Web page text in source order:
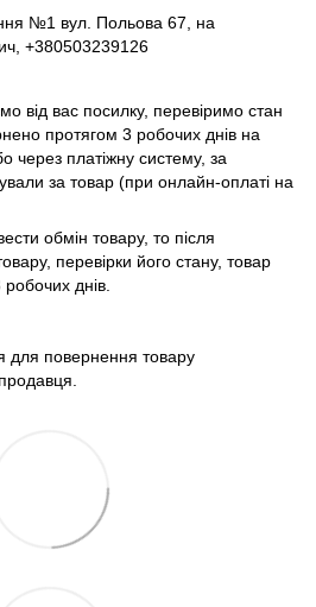
№1 вул. Польова 67, на
+380503239126
від вас посилку, перевіримо стан
протягом 3 робочих днів на
через платіжну систему, за
за товар (при онлайн-оплаті на
обмін товару, то після
перевірки його стану, товар
днів.
для повернення товару